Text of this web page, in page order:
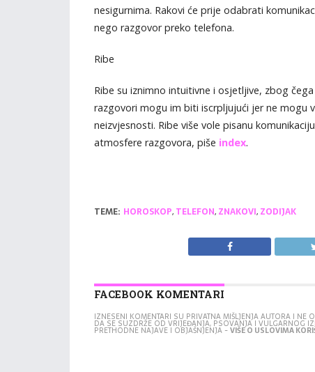
nesigurnima. Rakovi će prije odabrati
nego razgovor preko telefona.
Ribe
Ribe su iznimno intuitivne i osjetljive, zbog
razgovori mogu im biti iscrpljujući jer ne mogu
neizvjesnosti. Ribe više vole pisanu
atmosfere razgovora, piše index.
TEME: HOROSKOP, TELEFON, ZNAKOVI, ZODIJAK
FACEBOOK KOMENTARI
IZNESENI KOMENTARI SU PRIVATNA MIŠLJENJA AUTORA I NE
DA SE SUZDRŽE OD VRIJEĐANJA, PSOVANJA I VULGARNOG
PRETHODNE NAJAVE I OBJAŠNJENJA -VIŠE O USLOVIMA